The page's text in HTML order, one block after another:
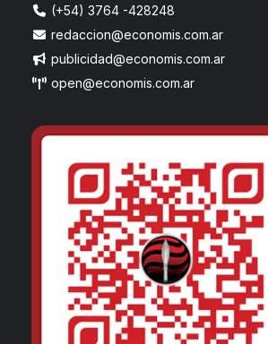
(+54) 3764 -428248
redaccion@economis.com.ar
publicidad@economis.com.ar
open@economis.com.ar